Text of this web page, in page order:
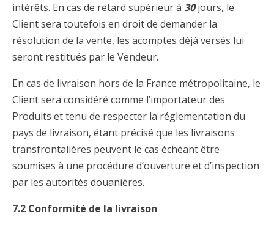
intérêts. En cas de retard supérieur à 30jours, le
Client sera toutefois en droit de demander la
résolution de la vente, les acomptes déjà versés lui
seront restitués par le Vendeur.
En cas de livraison hors de la France métropolitaine, le
Client sera considéré comme l’importateur des
Produits et tenu de respecter la réglementation du
pays de livraison, étant précisé que les livraisons
transfrontalières peuvent le cas échéant être
soumises à une procédure d’ouverture et d’inspection
par les autorités douanières.
7.2 Conformité de la livraison